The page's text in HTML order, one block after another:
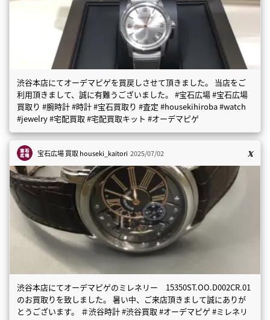
渋谷本店にてオーデマピゲを買戻しさせて頂きました。 当店をご
利用頂きまして、誠に有難うございました。 #宝石広場 #宝石広場
買取り #腕時計 #時計 #宝石買取り #査定 #housekihiroba #watch
#jewelry #宅配買取 #宅配買取キット #オーデマピゲ
宝石広場 買取houseki_kaitori 2025/07/02
渋谷本店にてオーデマピゲのミレネリー 15350ST.OO.D002CR.01
のお買取りを致しました。 暑い中、ご来店頂きまして誠にありが
とうございます。 ＃渋谷時計 #渋谷買取 #オーデマピゲ #ミレネリ